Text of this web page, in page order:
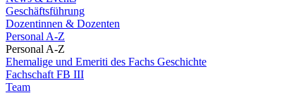
Geschäftsführung
Dozentinnen & Dozenten
Personal A-Z
Personal A-Z
Ehemalige und Emeriti des Fachs Geschichte
Fachschaft FB III
Team